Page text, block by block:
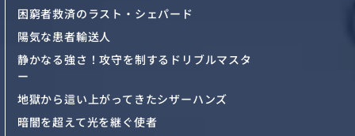
困窮者救済のラスト・シェパード
陽気な患者輸送人
静かなる強さ！攻守を制するドリブルマスタ
ー
地獄から這い上がってきたシザーハンズ
暗闇を超えて光を継ぐ使者